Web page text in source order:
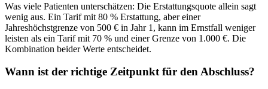
Was viele Patienten unterschätzen: Die Erstattungsquote allein sagt
wenig aus. Ein Tarif mit 80 % Erstattung, aber einer
Jahreshöchstgrenze von 500 € in Jahr 1, kann im Ernstfall weniger
leisten als ein Tarif mit 70 % und einer Grenze von 1.000 €. Die
Kombination beider Werte entscheidet.
Wann ist der richtige Zeitpunkt für den Abschluss?